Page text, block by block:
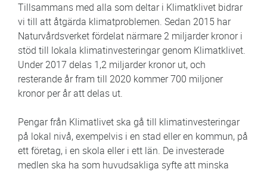
Tillsammans med alla som deltar i Klimatklivet bidrar
vi till att åtgärda klimatproblemen. Sedan 2015 har
Naturvårdsverket fördelat närmare 2 miljarder kronor i
stöd till lokala klimatinvesteringar genom Klimatklivet.
Under 2017 delas 1,2 miljarder kronor ut, och
resterande år fram till 2020 kommer 700 miljoner
kronor per år att delas ut.
Pengar från Klimatlivet ska gå till klimatinvesteringar
på lokal nivå, exempelvis i en stad eller en kommun, på
ett företag, i en skola eller i ett län. De investerade
medlen ska ha som huvudsakliga syfte att minska